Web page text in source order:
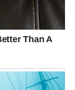
nisu mogle da
da su
karijere i